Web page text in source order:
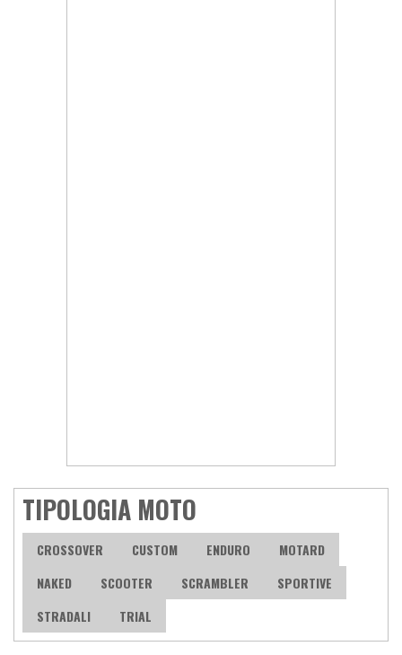
TIPOLOGIA MOTO
CROSSOVER CUSTOM ENDURO
MOTARD
NAKED
SCOOTER SCRAMBLER
SPORTIVE
STRADALI
TRIAL